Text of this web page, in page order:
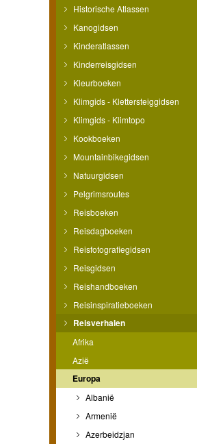
Historische Atlassen
Kanogidsen
Kinderatlassen
Kinderreisgidsen
Kleurboeken
Klimgids - Klettersteiggidsen
Klimgids - Klimtopo
Kookboeken
Mountainbikegidsen
Natuurgidsen
Pelgrimsroutes
Reisboeken
Reisdagboeken
Reisfotografiegidsen
Reisgidsen
Reishandboeken
Reisinspiratieboeken
Reisverhalen
Afrika
Azië
Europa
Albanië
Armenië
Azerbeidzjan